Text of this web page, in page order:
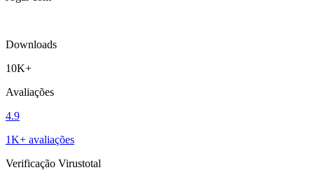
Downloads
10K+
Avaliações
4.9
1K+ avaliações
Verificação Virustotal